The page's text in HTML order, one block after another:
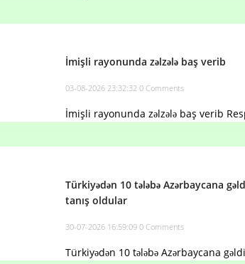
İmişli rayonunda zəlzələ baş verib
03-08-2026 23:32:32 0 Comments
İmişli rayonunda zəlzələ baş verib
Türkiyədən 10 tələbə Azərbaycana
tanış oldular
30-07-2026 16:59:09 0 Comments
Türkiyədən 10 tələbə Azərbaycana